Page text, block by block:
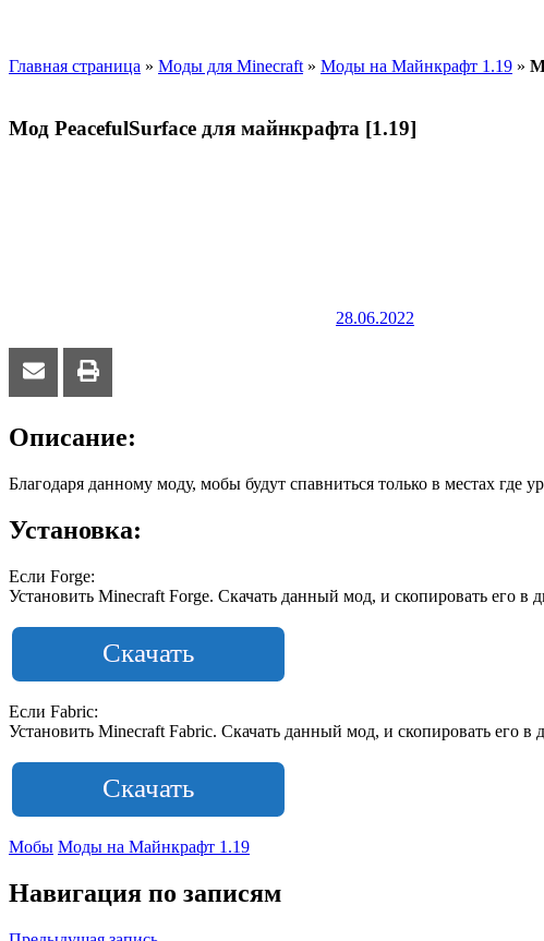
Главная страница » Моды для Minecraft » Моды на Майнкрафт 1.19 »
Мод PeacefulSurface для майнкрафта [1.19]
28.06.2022
Описание:
Благодаря данному моду, мобы будут спавниться только в местах где
Установка:
Если Forge:
Установить Minecraft Forge. Скачать данный мод, и скопировать его в
Скачать
Если Fabric:
Установить Minecraft Fabric. Скачать данный мод, и скопировать его в
Скачать
Мобы Моды на Майнкрафт 1.19
Навигация по записям